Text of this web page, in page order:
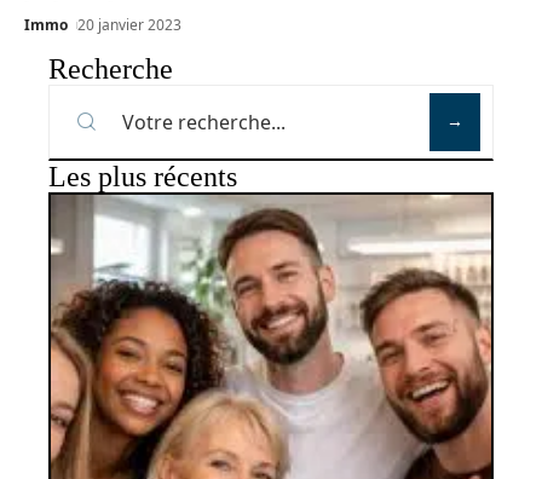
Immo 20 janvier 2023
Recherche
Les plus récents